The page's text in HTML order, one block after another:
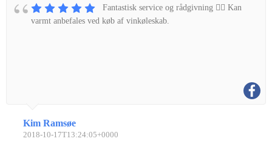
Fantastisk service og rådgivning 👌🏼 Kan
varmt anbefales ved køb af vinkøleskab.
Kim Ramsøe
2018-10-17T13:24:05+0000